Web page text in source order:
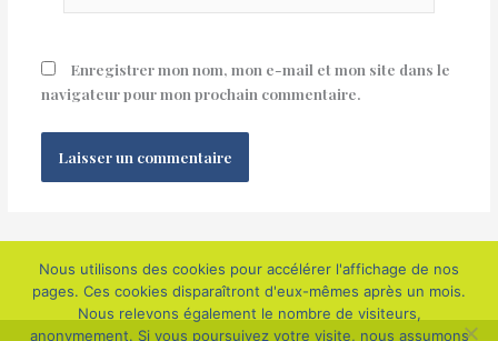
Enregistrer mon nom, mon e-mail et mon site dans le
navigateur pour mon prochain commentaire.
Nous utilisons des cookies pour accélérer l'affichage de nos
pages. Ces cookies disparaîtront d'eux-mêmes après un mois.
Nous relevons également le nombre de visiteurs,
anonymement. Si vous poursuivez votre visite, nous assumons